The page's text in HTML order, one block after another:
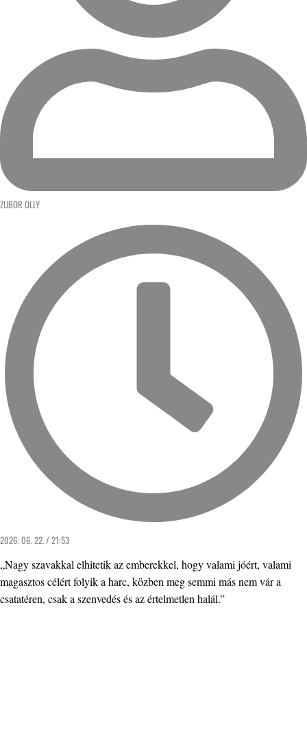
ZUBOR OLLY
2026. 06. 22. / 21:53
„Nagy szavakkal elhitetik az emberekkel, hogy valami jóért, valami
magasztos célért folyik a harc, közben meg semmi más nem vár a
csatatéren, csak a szenvedés és az értelmetlen halál.”